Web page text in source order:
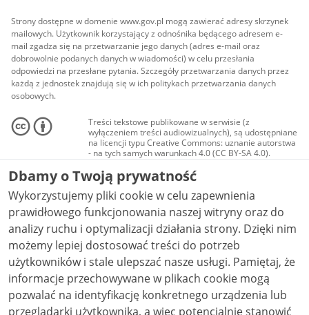
Strony dostępne w domenie www.gov.pl mogą zawierać adresy skrzynek
mailowych. Użytkownik korzystający z odnośnika będącego adresem e-
mail zgadza się na przetwarzanie jego danych (adres e-mail oraz
dobrowolnie podanych danych w wiadomości) w celu przesłania
odpowiedzi na przesłane pytania. Szczegóły przetwarzania danych przez
każdą z jednostek znajdują się w ich politykach przetwarzania danych
osobowych.
Treści tekstowe publikowane w serwisie (z
wyłączeniem treści audiowizualnych), są udostępniane
na licencji typu Creative Commons: uznanie autorstwa
- na tych samych warunkach 4.0 (CC BY-SA 4.0).
Materiały audiowizualne, w tym zdjęcia, materiały
audio i wideo, są udostępniane na licencji typu
Creative Commons: uznanie autorstwa użycie
niekomercyjne - bez utworów zależnych 4.0 (CC BY-
NC-ND 4.0), o ile nie jest to stwierdzone inaczej.
Dbamy o Twoją prywatność
Wykorzystujemy pliki cookie w celu zapewnienia
prawidłowego funkcjonowania naszej witryny oraz do
analizy ruchu i optymalizacji działania strony. Dzięki nim
możemy lepiej dostosować treści do potrzeb
użytkowników i stale ulepszać nasze usługi. Pamiętaj, że
informacje przechowywane w plikach cookie mogą
pozwalać na identyfikację konkretnego urządzenia lub
przeglądarki użytkownika, a więc potencjalnie stanowić